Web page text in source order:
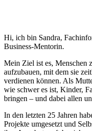
Hi, ich bin Sandra,
Business-Mentorin.
Mein Ziel ist es, Menschen
aufzubauen, mit dem sie
verdienen können. Als
wie schwer es ist, Kinder,
bringen – und dabei allen
In den letzten 25 Jahren
Projekte umgesetzt und